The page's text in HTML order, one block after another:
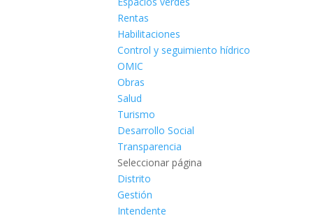
Rentas
Habilitaciones
Control y seguimiento hídrico
OMIC
Obras
Salud
Turismo
Desarrollo Social
Transparencia
Seleccionar página
Distrito
Gestión
Intendente